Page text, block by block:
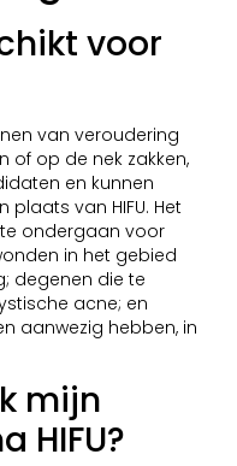
voor
van veroudering
of op de nek zakken,
en kunnen
plaats van HIFU. Het
ondergaan voor
in het gebied
degenen die te
acne; en
aanwezig hebben, in
mijn
HIFU?